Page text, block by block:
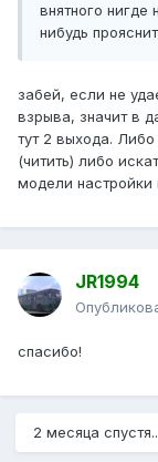
внятного нигде
нибудь
забей, если не
взрыва, значит в
тут 2 выхода.
(читить) либо
модели настройки
JR1994
спасибо!
2 месяца